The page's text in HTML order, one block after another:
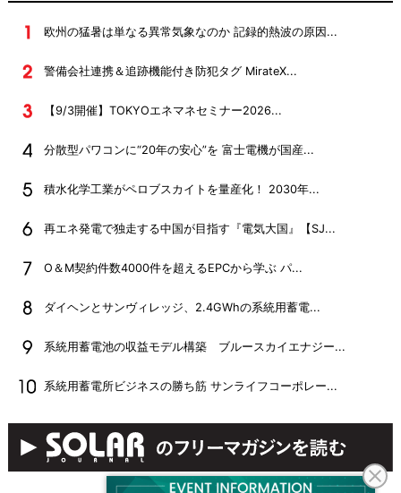
欧州の猛暑は単なる異常気象なのか 記録的熱波の原因...
警備会社連携＆追跡機能付き防犯タグ MirateX...
【9/3開催】TOKYOエネマネセミナー2026...
分散型パワコンに“20年の安心”を 富士電機が国産...
積水化学工業がペロブスカイトを量産化！ 2030年...
再エネ発電で独走する中国が目指す『電気大国』【SJ...
O＆M契約件数4000件を超えるEPCから学ぶ パ...
ダイヘンとサンヴィレッジ、2.4GWhの系統用蓄電...
系統用蓄電池の収益モデル構築 ブルースカイエナジー...
系統用蓄電所ビジネスの勝ち筋 サンライフコーポレー...